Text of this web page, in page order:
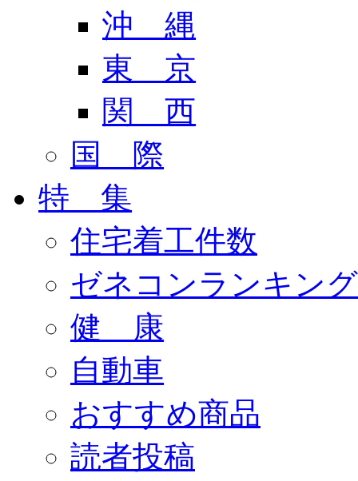
沖 縄
東 京
関 西
国 際
特 集
住宅着工件数
ゼネコンランキング
健 康
自動車
おすすめ商品
読者投稿